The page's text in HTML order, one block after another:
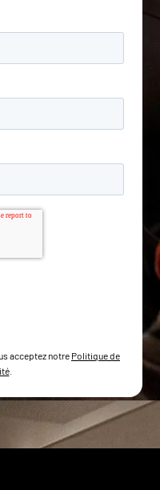
acceptez notre Politique de
.